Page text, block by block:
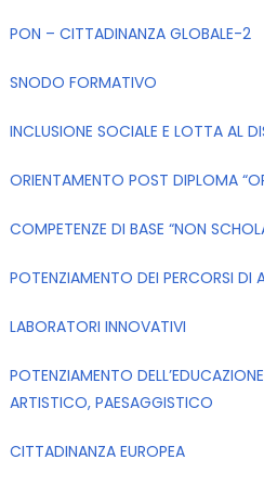
PON – CITTADINANZA GLOBALE-2
SNODO FORMATIVO
INCLUSIONE SOCIALE E LOTTA AL
ORIENTAMENTO POST DIPLOMA
COMPETENZE DI BASE “NON
POTENZIAMENTO DEI PERCORSI DI
LABORATORI INNOVATIVI
POTENZIAMENTO
ARTISTICO, PAESAGGISTICO
CITTADINANZA EUROPEA